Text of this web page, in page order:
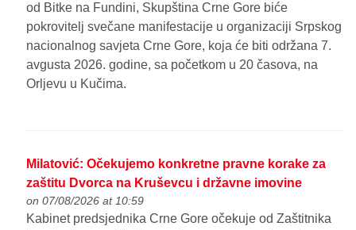
od Bitke na Fundini, Skupština Crne Gore biće
pokrovitelj svečane manifestacije u organizaciji Srpskog
nacionalnog savjeta Crne Gore, koja će biti održana 7.
avgusta 2026. godine, sa početkom u 20 časova, na
Orljevu u Kučima.
Milatović: Očekujemo konkretne pravne korake za
zaštitu Dvorca na Kruševcu i državne imovine
on 07/08/2026 at 10:59
Kabinet predsjednika Crne Gore očekuje od Zaštitnika